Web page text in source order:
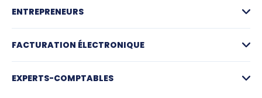
ENTREPRENEURS
Logiciel de devis
Gestion des achats
FACTURATION ÉLECTRONIQUE
Plateforme agréée de facturation électronique
EXPERTS-COMPTABLES